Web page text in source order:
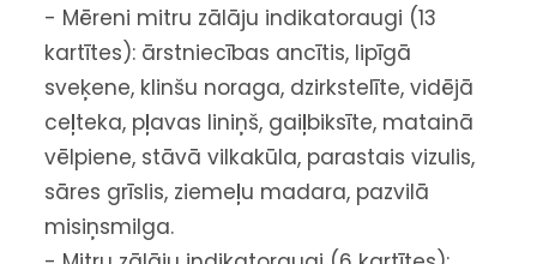
- Mēreni mitru zālāju indikatoraugi (13
kartītes): ārstniecības ancītis, lipīgā
sveķene, klinšu noraga, dzirkstelīte, vidējā
ceļteka, pļavas liniņš, gaiļbiksīte, matainā
vēlpiene, stāvā vilkakūla, parastais vizulis,
sāres grīslis, ziemeļu madara, pazvilā
misiņsmilga.